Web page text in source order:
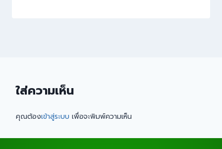
ใส่ความเห็น
คุณต้องเข้าสู่ระบบ เพื่อจะพิมพ์ความเห็น